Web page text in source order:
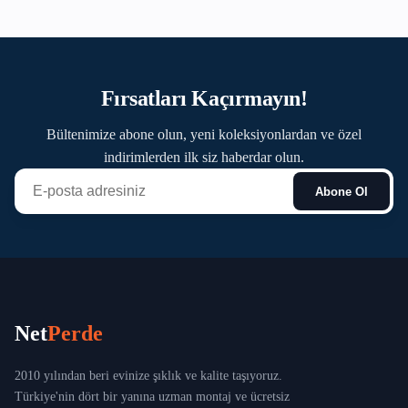
Fırsatları Kaçırmayın!
Bültenimize abone olun, yeni koleksiyonlardan ve özel
indirimlerden ilk siz haberdar olun.
Abone Ol
NetPerde
2010 yılından beri evinize şıklık ve kalite taşıyoruz.
Türkiye'nin dört bir yanına uzman montaj ve ücretsiz